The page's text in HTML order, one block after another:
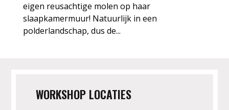
eigen reusachtige molen op haar
slaapkamermuur! Natuurlijk in een
polderlandschap, dus de...
WORKSHOP LOCATIES